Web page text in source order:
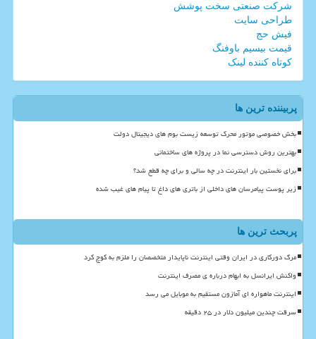
شرکت صنعتی سخت پوشش
طراحی سایت
فیش حج
قیمت بیسیم باوفنگ
کوتاه کننده لینک
پربیننده ترین ها
بخش خصوصی موتور محرک توسعه زیست بوم های دیجیتال دولت
بهترین روش دسترسی نما در پروژه های ساختمانی
برای نخستین بار اینترنت در چه سالی و برای چه قطع شد؟
زیر پوست پیامرسان های داخلی از باتری های داغ تا پیام های غیب شده
پربحث ترین ها
مرگ دورکاری در ایران وقتی اینترنت ناپایدار متخصصان را ملزم به کوچ کرد
واکنش ایرانسل به ابهام درباره ی مصرف اینترنت
اینترنت ماهواره ای آمازون مستقیم به موبایل می رسد
سرقت چندین میلیون دلار در ۲۵ دقیقه